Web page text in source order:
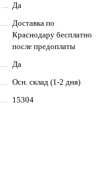
Да
Доставка по
Краснодару бесплатно
после предоплаты
Да
Осн. склад (1-2 дня)
15304